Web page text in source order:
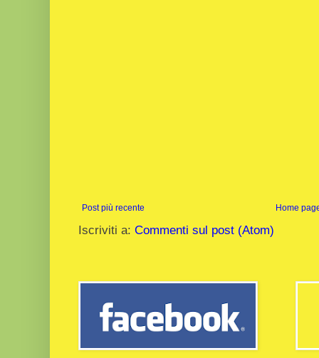
Post più recente Home
Iscriviti a: Commenti sul post (Atom)